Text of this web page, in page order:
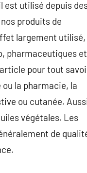
est utilisé depuis
produits de
largement
pharmaceutiques
article pour tout
la pharmacie, la
ou cutanée.
végétales. Les
de